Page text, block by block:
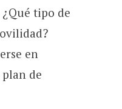
tipo de
en
de